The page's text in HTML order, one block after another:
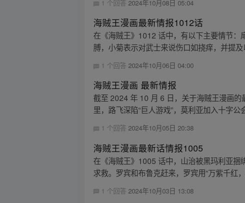
1 个回答2024年10月08日 05:04
海贼王漫画最新情报1012话
在《海贼王》1012 话中，有以下主要情节
膊，小菊表示对武士来说伤口如挠痒，并提
1 个回答2024年10月06日 04:00
海贼王漫画 最新情报
截至 2024 年 10 月 6 日，关于海贼王漫画
里，路飞深陷“巨人游戏”，莫利亚加入十字公
1 个回答2024年10月05日 20:38
海贼王漫画最新话情报1005
在《海贼王》1005 话中，山治被黑玛利亚
求救。罗宾和布鲁克赶来，罗宾用“万紫千红
1 个回答 2024年10月03日 13:08